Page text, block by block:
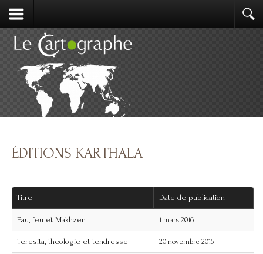
ÉDITIONS KARTHALA
Titre Date de publication
Eau, feu et Makhzen 1 mars 2016
Teresita, theologie et tendresse 20 novembre 2015